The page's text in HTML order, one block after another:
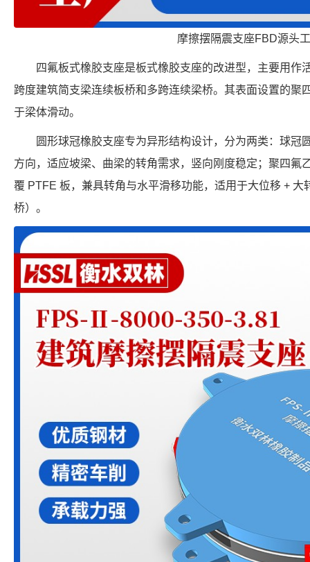
摩擦摆隔震支座FBD源头
四氟板式橡胶支座是板式橡胶支座的改进型，主要用作
跨度建筑简支梁连续板桥和多跨连续梁桥。其表面设置的聚
于梁体滑动。
圆形球冠橡胶支座专为异形结构设计，分为两类：球冠
方向，适应坡梁、曲梁的转角需求，竖向刚度稳定；聚四氟
覆 PTFE 板，兼具转角与水平滑移功能，适用于大位移 + 大
桥）。